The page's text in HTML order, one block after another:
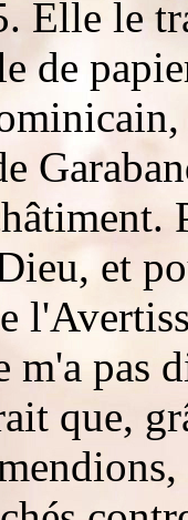
Elle le
de
et
m'a pas
que,